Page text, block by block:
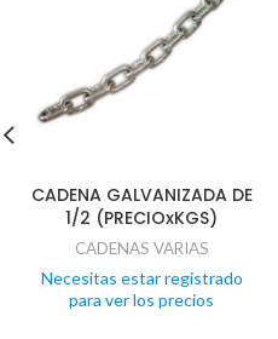
CADENA GALVANIZADA DE
1/2 (PRECIOxKGS)
CADENAS VARIAS
Necesitas estar registrado
para ver los precios